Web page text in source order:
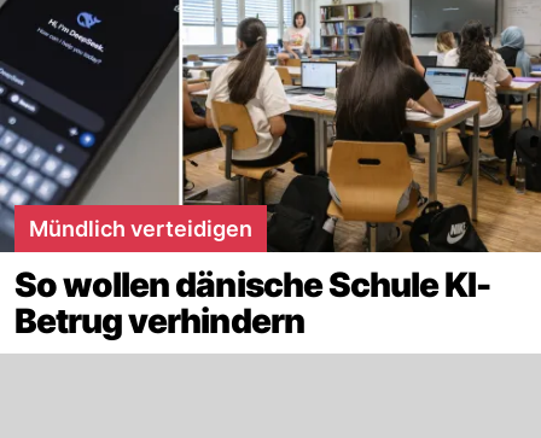
Mündlich verteidigen
So wollen dänische Schule KI-
Betrug verhindern